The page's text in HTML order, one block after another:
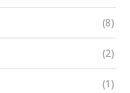
(8)
(2)
(1)